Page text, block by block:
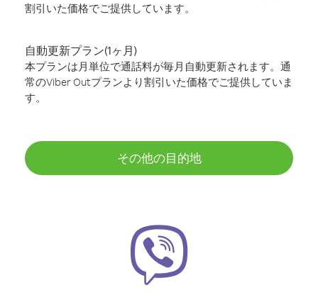
割引いた価格でご提供しています。
自動更新プラン(1ヶ月)
本プランは月単位で通話料が毎月自動更新されます。通
常のViber Outプランより割引いた価格でご提供していま
す。
その他の目的地